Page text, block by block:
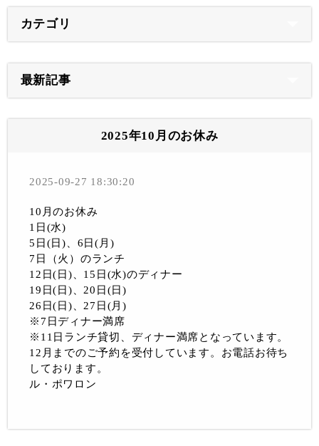
カテゴリ
最新記事
2025年10月のお休み
2025-09-27 18:30:20
10月のお休み
1日(水)
5日(日)、6日(月)
7日（火）のランチ
12日(日)、15日(水)のディナー
19日(日)、20日(日)
26日(日)、27日(月)
※7日ディナー満席
※11日ランチ貸切、ディナー満席となっています。
12月までのご予約を受付しています。お電話お待ち
しております。
ル・ポワロン